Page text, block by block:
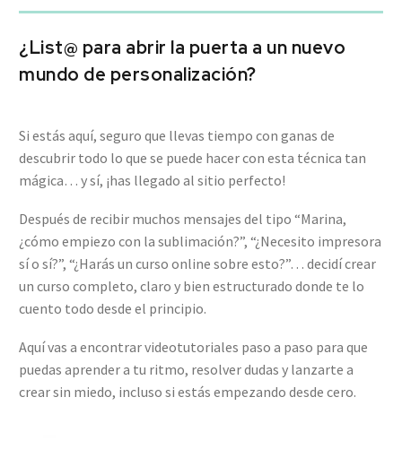
¿List@ para abrir la puerta a un nuevo
mundo de personalización?
Si estás aquí, seguro que llevas tiempo con ganas de
descubrir todo lo que se puede hacer con esta técnica tan
mágica… y sí, ¡has llegado al sitio perfecto!
Después de recibir muchos mensajes del tipo “Marina,
¿cómo empiezo con la sublimación?”, “¿Necesito impresora
sí o sí?”, “¿Harás un curso online sobre esto?”… decidí crear
un curso completo, claro y bien estructurado donde te lo
cuento todo desde el principio.
Aquí vas a encontrar videotutoriales paso a paso para que
puedas aprender a tu ritmo, resolver dudas y lanzarte a
crear sin miedo, incluso si estás empezando desde cero.